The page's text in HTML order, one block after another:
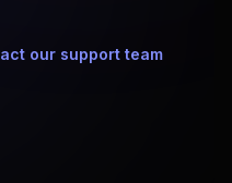
our support team